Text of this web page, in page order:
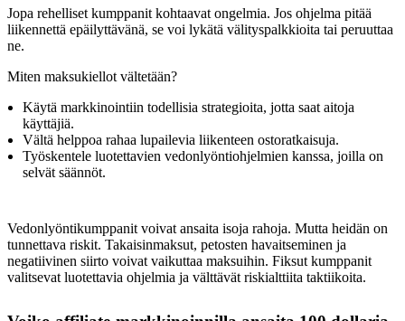
Jopa rehelliset kumppanit kohtaavat ongelmia. Jos ohjelma pitää
liikennettä epäilyttävänä, se voi lykätä välityspalkkioita tai peruuttaa
ne.
Miten maksukiellot vältetään?
Käytä markkinointiin todellisia strategioita, jotta saat aitoja
käyttäjiä.
Vältä helppoa rahaa lupailevia liikenteen ostoratkaisuja.
Työskentele luotettavien vedonlyöntiohjelmien kanssa, joilla on
selvät säännöt.
Vedonlyöntikumppanit voivat ansaita isoja rahoja. Mutta heidän on
tunnettava riskit. Takaisinmaksut, petosten havaitseminen ja
negatiivinen siirto voivat vaikuttaa maksuihin. Fiksut kumppanit
valitsevat luotettavia ohjelmia ja välttävät riskialttiita taktiikoita.